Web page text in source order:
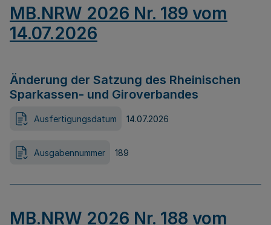
MB.NRW 2026 Nr. 189 vom
14.07.2026
Änderung der Satzung des Rheinischen
Sparkassen- und Giroverbandes
Ausfertigungsdatum 14.07.2026
Ausgabennummer 189
MB.NRW 2026 Nr. 188 vom